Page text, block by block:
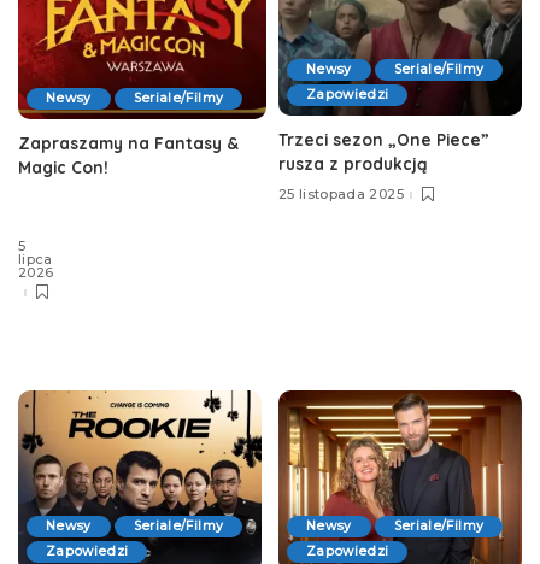
Newsy Seriale/Filmy
Zapraszamy na Fantasy &
Magic Con!
5
lipca
2026
Newsy
Seriale/Filmy
Zapowiedzi
Trzeci sezon „One Piece”
rusza z produkcją
25 listopada 2025
Newsy
Seriale/Filmy
Zapowiedzi
Newsy
Seriale/Filmy
Zapowiedzi